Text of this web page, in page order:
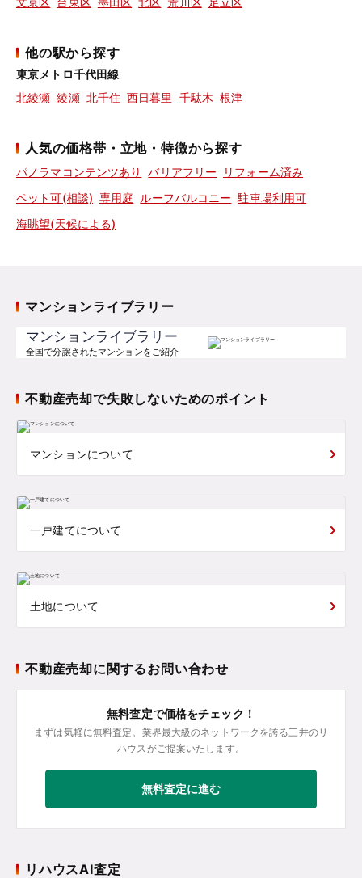
他の駅から探す
東京メトロ千代田線
北綾瀬 綾瀬 北千住 西日暮里 千駄木 根津
人気の価格帯・立地・特徴から探す
パノラマコンテンツあり バリアフリー
リフォーム済み
ペット可(相談) 専用庭 ルーフバルコニー 駐車場利用可
海眺望(天候による)
マンションライブラリー
マンションライブラリー
全国で分譲されたマンションをご紹介
不動産売却で失敗しないためのポイント
マンションについて
一戸建てについて
土地について
不動産売却に関するお問い合わせ
無料査定で価格をチェック！
まずは気軽に無料査定。業界最大級のネットワークを誇る三井のリ
ハウスがご提案いたします。
無料査定に進む
リハウスAI査定